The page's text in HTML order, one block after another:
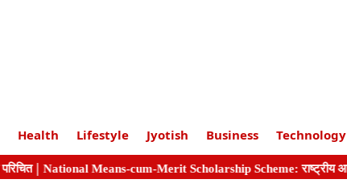
Health Lifestyle Jyotish Business Technology